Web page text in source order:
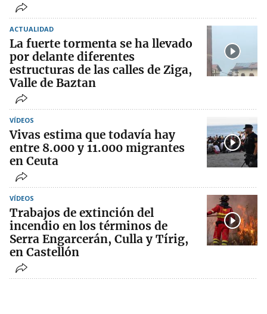
ACTUALIDAD
La fuerte tormenta se ha llevado
por delante diferentes
estructuras de las calles de Ziga,
Valle de Baztan
VÍDEOS
Vivas estima que todavía hay
entre 8.000 y 11.000 migrantes
en Ceuta
VÍDEOS
Trabajos de extinción del
incendio en los términos de
Serra Engarcerán, Culla y Tírig,
en Castellón